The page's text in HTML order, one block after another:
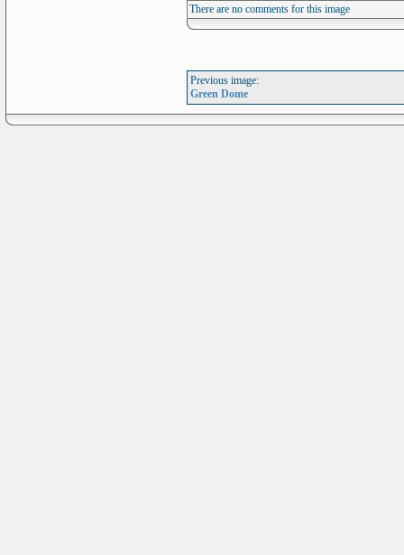
There are no comments for this image
Previous image:
Green Dome